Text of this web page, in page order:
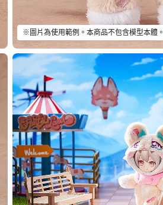
※圖片為使用範例。本商品不包含模型本體。